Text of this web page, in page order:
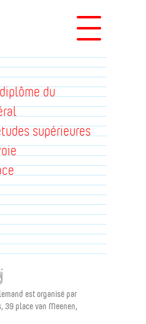
du
supérieures
est organisé par
39 place van Meenen,